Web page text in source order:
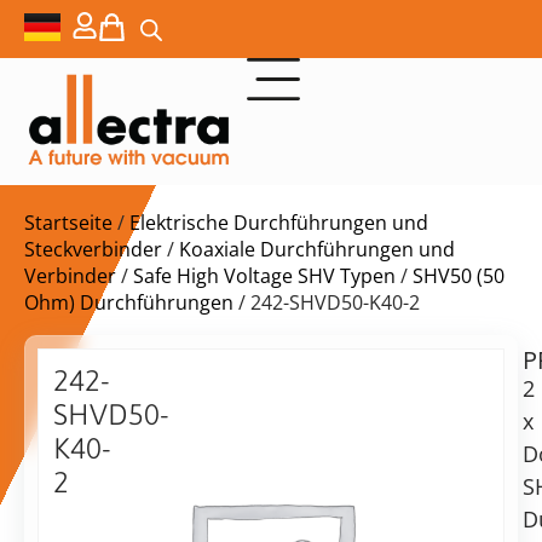
Startseite/ Elektrische Durchführungen und
Steckverbinder/ Koaxiale Durchführungen und
Verbinder/Safe High Voltage SHV Typen /SHV50 (50
Ohm) Durchführungen / 242-SHVD50-K40-2
242-
SHVD50-
K40-
2
$
2
x